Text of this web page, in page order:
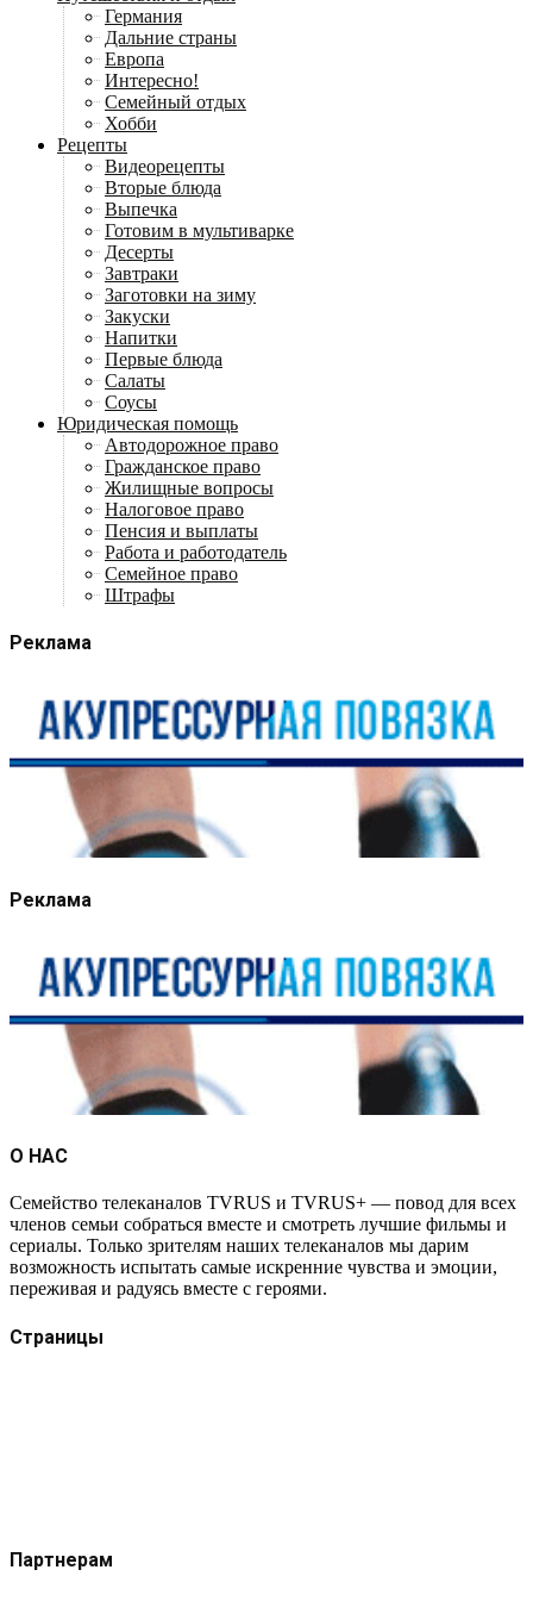
Германия
Дальние страны
Европа
Интересно!
Семейный отдых
Хобби
Рецепты
Видеорецепты
Вторые блюда
Выпечка
Готовим в мультиварке
Десерты
Завтраки
Заготовки на зиму
Закуски
Напитки
Первые блюда
Салаты
Соусы
Юридическая помощь
Автодорожное право
Гражданское право
Жилищные вопросы
Налоговое право
Пенсия и выплаты
Работа и работодатель
Семейное право
Штрафы
Реклама
Реклама
О НАС
Семейство телеканалов TVRUS и TVRUS+ — повод для всех
членов семьи собраться вместе и смотреть лучшие фильмы и
сериалы. Только зрителям наших телеканалов мы дарим
возможность испытать самые искренние чувства и эмоции,
переживая и радуясь вместе с героями.
Страницы
Партнерам